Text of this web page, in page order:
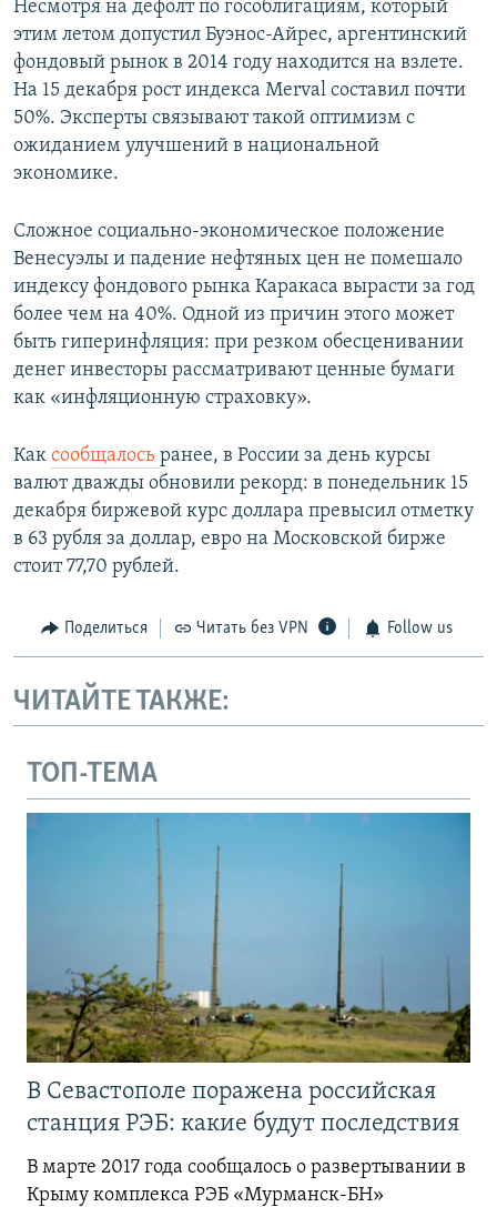
Несмотря на дефолт по гособлигациям, который
этим летом допустил Буэнос-Айрес, аргентинский
фондовый рынок в 2014 году находится на взлете.
На 15 декабря рост индекса Merval составил почти
50%. Эксперты связывают такой оптимизм с
ожиданием улучшений в национальной
экономике.
Сложное социально-экономическое положение
Венесуэлы и падение нефтяных цен не помешало
индексу фондового рынка Каракаса вырасти за год
более чем на 40%. Одной из причин этого может
быть гиперинфляция: при резком обесценивании
денег инвесторы рассматривают ценные бумаги
как «инфляционную страховку».
Как сообщалось ранее, в России за день курсы
валют дважды обновили рекорд: в понедельник 15
декабря биржевой курс доллара превысил отметку
в 63 рубля за доллар, евро на Московской бирже
стоит 77,70 рублей.
Поделиться Читать без VPN Follow us
ЧИТАЙТЕ ТАКЖЕ:
ТОП-ТЕМА
В Севастополе поражена российская
станция РЭБ: какие будут последствия
В марте 2017 года сообщалось о развертывании в
Крыму комплекса РЭБ «Мурманск-БН»